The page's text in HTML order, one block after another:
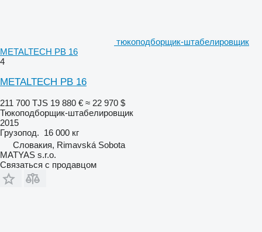
тюкоподборщик-штабелировщик
METALTECH PB 16
4
METALTECH PB 16
211 700 TJS 19 880 € ≈ 22 970 $
Тюкоподборщик-штабелировщик
2015
Грузопод. 16 000 кг
Словакия, Rimavská Sobota
MATYAS s.r.o.
Связаться с продавцом